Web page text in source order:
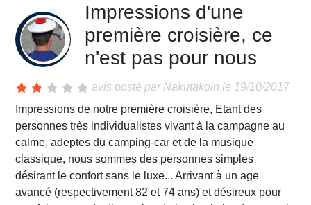
Impressions d'une
première croisière, ce
n'est pas pour nous
avis posté par Nakutakoin le 19/10/2017
Impressions de notre première croisière, Etant des personnes très individualistes vivant à la campagne au calme, adeptes du camping-car et de la musique classique, nous sommes des personnes simples désirant le confort sans le luxe... Arrivant à un age avancé (respectivement 82 et 74 ans) et désireux pour une fois, avant de disparaitre de la circulation (en ce qui me concerne) de changer et de voir et visiter de belles choses en "se faisant trimballer", nous avons voulu essayer une croisière.... GRAVE ERREUR ... mais je le reconnais, on aurait du s'en douter !!! La foule partout, partout, partout, aussi bien sur le bateau que au cours des excursions organisées, un cauchemar... Le bruit, sur le bateau dans tous les lieux publics, insupportable... J'en déduis que : - Soit nous n'avons pas choisi le bon bateau ou la bonne destination, - soit nous sommes carrément incompatibles avec ce type d'expérience... - soit nous sommes trop blasés ou trop vieux ??? Voici les détails de cette "expérience": - Le navire: Le Costa Deliziosa, trop clinquant à notre goût, mais très bien à tous points de vue, beaucoup plus pour les jeunes que pour nous. - Le confort: Parfait, (il est vrai que nous étions dans une "suite"). - Le service à bord: Excellent toujours et partout et avec le sourire . - La propreté et l'hygiène: Parfaits - L'organisation à bord: Excellente, Costa est bien un professionnel - L'itinéraire: Très bien, Venise, Bari, Corfou, Santorin, Athènes, Dubrovnik. (nous espérions vraiment voir et apprécier des choses magnifiques dans de bonne conditions) - Les distractions: Pléthore, plein, plein plein mais vu notre age et nos goûts, nous n'en n'avons pas utilisé le dixième. Ce n'était d'ailleurs pas le but qui était uniquement de visiter des lieux magiques sans se fatiguer. - La foule à bord: 2.800 passagers, ça fait beaucoup de monde sur une surface forcément limitée, toujours et partout. Il y a une exception à cette règle lorsque le bateau est dans un port et que 90% des passagers sont à terre, dans ce cas, c'est "le pied", on a le bateau pour nous tout seuls. Pour nous qui sommes habitués à vivre à la campagne, ce fut un dépaysement total, mais surtout un véritable cauchemar. Mais c'est notre faute, nous aurions du nous en douter, mais nous ne pensions pas que ce serait à ce point... - Le bruit: Conséquence de ce qui précède, tous les gens de 2 ans à 90 ans parlant fort ou criant toujours et partout (surtout les groupes ou les familles et en particulier les Italiens) plus la musique à fond dans certains lieux. INSUPPORTABLE. les véritables boules "Quies" sont INDISPENSABLES. Heureusement, notre cabine qui était tout à l'avant sur un pont supérieur était bien insonorisée, mais je crois savoir qu'il vaut mieux éviter d'avoir une cabine à proximité de l'un des 15 ascenseurs ou de la salle de spectacle, de la discothèque de la piscine ou des moteurs, des restaurants ou des bars etc.. etc... - Les excursions: Il y a beaucoup à dire. voici ce à quoi il faut s'attendre... Pour les excursions, deux solutions: Soit on décide de s'organiser soi-même en prenant un taxi ou les transports en commun, dans ce cas, on va où on veut, on reste le temps que l'on veut, mais attention aux arnaques à terre et au risque de ne pas être rentré à bord en temps et heure... Ne voulant pas se prendre la tête, nous avions décidé de prendre la deuxième solution qui consiste à prendre toutes les excursions chez Costa avec guide parlant français. Mais attention, toute excursion réservée chez Costa ne pourra plus être changée ou annulée. Elle vous sera automatiquement débitée sur votre carte bancaire même si après réservation vous décidez de ne pas la faire.. Par contre, Costa s'arroge tous les droits et en particulier celui d'annuler une excursion et de vous laisser "en plan" (tout en vous remboursant tout de même). Mais le pire est que pour les excursions organisées vous avez 12 ou 15 bus qui attendent les passagers qui se rendent tous plus ou moins au mêmes endroits. Si vous rajoutez le fait que en plus de votre navire vous en avez encore 2 ou 3 supplémentaires d'une autre compagnie, vous vous retrouvez à l'arrivée au point de destination avec 20 ou 30 "troupeaux" de touristes qui n'ont qu'une seule envie qui est celle d'aller pisser, acheter des souvenirs ou prendre des photos de tout et n'importe quoi... Et surtout il y a l'impossibilité de s'échapper du troupeau... la sensation d'être bloqués, piégés, impossible de s'échapper ...Vous faites également partie du troupeau du début jusqu'à la fin et quand au retour le guide n'a plus rien à dire, il vous mêt la "musique locale" à fond ... Les troupeaux arrivant se croisent avec les troupeaux repartant et vous vous retrouvez dans les ruelles étroites comme à Venise, Corfou ou Arbellobello, Santorin ou Dubrovnik avec 3 à 5 personnes au mètre carré (c'est énorme) dans tous les sens qui se bousculent, se marchent dessus, sentent mauvais et parlent fort... l' HORREUR Je précise aussi que même si vous choisissez la première solution qui consiste à vous organiser tout seul, vous vous retrouverez quand même avec ces 3 à 5 personnes au mètre carré dans tous les sens. Voici un lien vers des photos vous donnant une idée de ce qui vous attend, partout à toute heure du jour et quelle que soit la saison... AFFREUX Ces photos ne sont pas prises forcément dans ces escales là, mais c'est partout pareil. Le tourisme de masse, c'est ça (Ctrl+clic) Imaginez le pseudo "romantisme" de Venise ou la beauté de Santorin avec 3 à 5 personnes au mètre carré partout, partout, partout ... Pour être tout à fait honnête, il est vrai que si vous choisissez de visiter la ville par vous-même, vous pourrez quand même vous échapper et il suffit souvent alors de quelques dizaine de mètres pour vous retrouver dans un calme relatif hors des sentiers battus, mais pour y arriver, vous devrez quand même supporter les troupeaux sur les chemins de grande transhumance. Je précise que malgré tout vous êtes alléchés par les catalogues et les reportages présentées par toutes les Compagnies de croisières, vous ne verrez sur les photos et les vidéos des lieux touristiques que quelques touristes qui se battent en duel. Il en est de même d'ailleurs pour toutes les photos à bord des bateaux, la plupart du temps, vous ne verrez sur les photos que 1 ou 2 couples CECI NE REFLETE PAS DU TOUT LA REALITE ... vous aurez tout loisir de découvrir qu'il y en a 3 à 5 au mètre carré, partout, partout, partout. Sur ce plan, les catalogues sont donc de la PUBLICITE MENSONGERE, il faut le savoir. - La nourriture: Là aussi il y a beaucoup à dire, voici notre impression. Le mot "nourriture"est choisi à dessein, à bord on ne goûte pas, on n'apprécie pas, on ne se régale pas, on "se nourrit" beaucoup et beaucoup trop. Etant sur un bateau italien, on aurait pu penser manger de la bonne cuisine italienne simple et authentique (comme en France), pour ce qui est des restaurants où l'on est servis à table, pas du tout... - Les restaurants: (gratuit ou payants) La Compagnie Costa a choisi de faire faire ses menus par un "grand chef" Italien qui a "concocté" des menus alambiqués, compliqué, snobs avec des mélanges improbables et d'un très mauvais goût (dans les deux sens du terme...) Pourquoi faire simple quand on peut faire compliqué ??? A titre personnel, je pense que la véritable élégance, c'est la simplicité... Le pire a été lorsque ayant commandé du cochon de lait (miam miam...) on nous a servi un pavé parallélépipède de vomi bouilli avec une sauce immonde plus tout un tas de "légume" improbables. Ce genre de cuisine, je veux bien, un soir de temps en temps pour "faire chic", mais 14 repas d'affilés, c'est trop beaucoup trop, nous avons fini par manger au buffet... Le buffet: Là c'est carrément l'inverse, c'est bien de la nourriture simple et variée mais la qualité n'est pas toujours au rendez-vous. Et comme c'est inclus dans le forfait, bon nombre de passagers se goinfrent et "baffrent" littéralement et en laisse dans leur assiette. Ecoeurant. Les suppléments : Il faut savoir que tout ce qui n'est pas inclus... est en supplément... (La Pallice n'aurait pas dit mieux). Il faut savoir aussi que ces usines que sont les croisières sont de véritables "pompes à fric". Tout au début de la croisière, vous devrez leur donner accès à votre carte bancaire afin que tous vos suppléments puissent être débités automatiquement avant votre départ. C'est très facile, la Compagnie vous remet une carte que vous présentez pour chaque prestation gratuite ou payante, c'est complètement indolore, on ne se rend compte de rien, par contre ça peut faire très très mal lorsque vous quittez le navire. Attention donc. o o o O o o o Bon, de tout ce qui précède, vous aurez compris que nous n'avons pas du tout apprécié cette croisière... à sa juste valeur... avec la sensation d'être contraints, bloqués, piégés, sans pouvoir s'échapper pendant 8 jours... Mais ce n'est pas parce que ça ne nous a pas plu qu'il faut en dégoûter les autres... Si vous avez un instinct grégaire, Si vous aimez danser et faire la fête jusqu'à pas d'heure , Si vous aimez vous baigner dans une piscine, un spa ou glisser sur un toboggan Si vous aimez participer à des jeux, des cours de danse, des séminaires ou autre, Si vous aimez jouer au casino et assister à des spectacles (même +- débiles), Si vous aimez faire de la musculation ou du stretching ou de la gym tonic Si vous aimez boire aux bars jusqu'à plus soif, Si la quantité de la nourriture est pour vous plus importante que le qualité et à condition que la foule et le bruit ne vous dérange pas du tout, Alors, la croisière, c'est pour vous, vous allez vous éclater ... Je pense d'ailleurs que tout cela plairait peut-être à nos enfants (qui ont bientôt 50 ans) et petits enfants lesquels vivent déjà plus ou moins au quotidien dans cet environnement, mais pour nous, c'est dommage, c'est